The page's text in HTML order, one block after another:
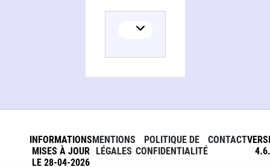
INFORMATIONS
MISES À JOUR
LE 28-04-2026
MENTIONS
LÉGALES
POLITIQUE DE
CONFIDENTIALITÉ
CONTACT